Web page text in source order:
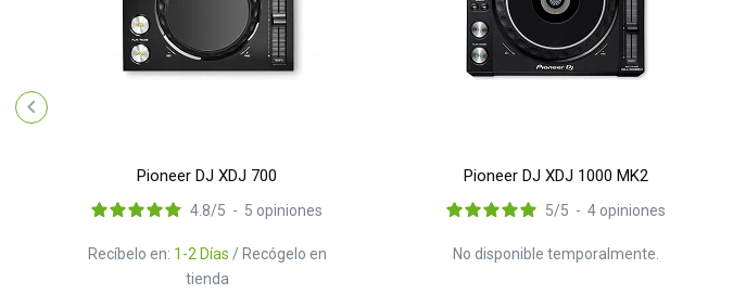
Pioneer DJ XDJ 700
Recíbelo en: 1-2 Días / Recógelo en
tienda
4.8/5 - 5 opiniones
Pioneer DJ XDJ 1000 MK2
No disponible temporalmente.
5/5 - 4 opiniones